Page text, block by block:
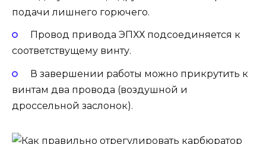
подачи лишнего горючего.
Провод привода ЭПХХ подсоединяется к
соответствущему винту.
В завершении работы можно прикрутить к
винтам два провода (воздушной и
дроссельной заслонок).